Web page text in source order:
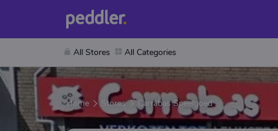
All Stores All Categories
Home Stores Carrabas Speelgoed